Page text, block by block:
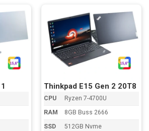
Thinkpad E15 Gen 2 20T8
CPU
Ryzen 7-4700U
RAM
8GB Buss 2666
SSD
512GB Nvme